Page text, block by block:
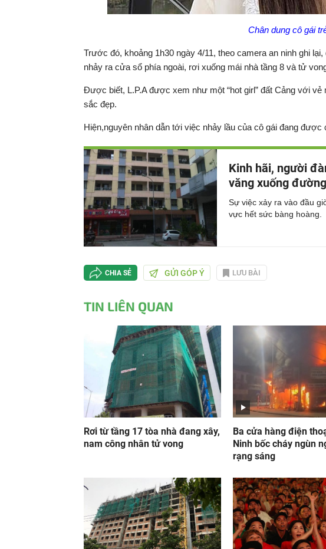
Chân dung cô gái
Trước đó, khoảng 1h30 ngày 4/11, theo camera an ninh ghi
nhảy ra cửa sổ phía ngoài, rơi xuống mái nhà tầng 8 và tử
Được biết, L.P.A được xem như một “hot girl” đất Cảng với
sắc đẹp.
Hiện,nguyên nhân dẫn tới việc nhảy lầu của cô gái đang được
Kinh hãi, người
văng xuống
Sự việc xảy ra vào đầu
vực hết sức bàng hoàng.
CHIA SẺ GỬI GÓP Ý LƯU BÀI
TIN LIÊN QUAN
Rơi từ tầng 17 tòa nhà đang xây,
nam công nhân tử vong
Ba cửa hàng điện
Ninh bốc cháy ngùn
rạng sáng